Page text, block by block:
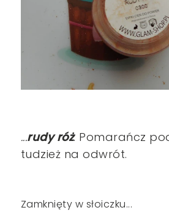
...rudy róż. Pomarańcz
tudzież na odwrót.
Zamknięty w słoiczku...